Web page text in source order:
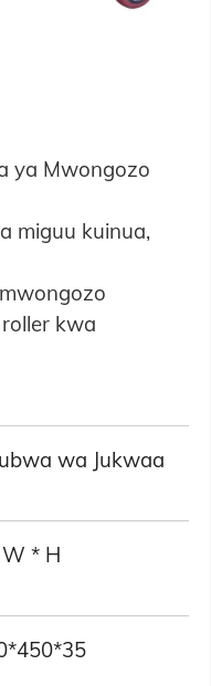
ya Mwongozo
miguu kuinua,
kwa
wa Jukwaa
* H